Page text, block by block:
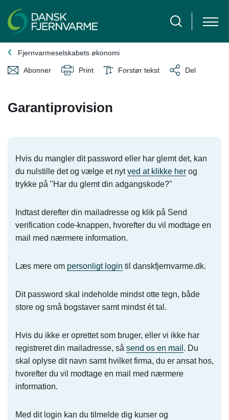
Fjernvarmeselskabets økonomi
Abonner Print Forstør tekst Del
Garantiprovision
Hvis du mangler dit password eller har glemt det, kan
du nulstille det og vælge et nytved at klikke her og
trykke på "Har du glemt din adgangskode?"
Indtast derefter din mailadresse og klik på Send
verification code-knappen, hvorefter du vil modtage en
mail med nærmere information.
Læs mere om personligt login til danskfjernvarme.dk.
Dit password skal indeholde mindst otte tegn, både
store og små bogstaver samt mindst ét tal.
Hvis du ikke er oprettet som bruger, eller vi ikke har
registreret din mailadresse, så send os en mail . Du
skal oplyse dit navn samt hvilket firma, du er ansat hos,
hvorefter du vil modtage en mail med nærmere
information.
Med dit login kan du tilmelde dig kurser og